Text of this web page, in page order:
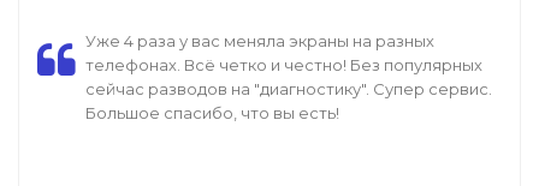
Уже 4 раза у вас меняла экраны на разных
телефонах. Всё четко и честно! Без популярных
сейчас разводов на "диагностику". Супер сервис.
Большое спасибо, что вы есть!